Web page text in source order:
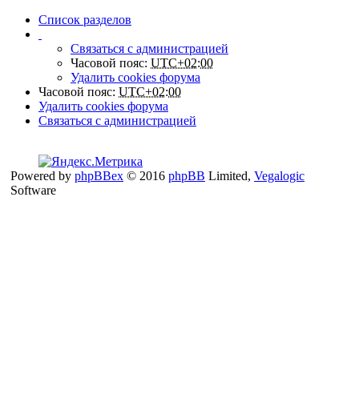
Список разделов
Связаться с администрацией
Часовой пояс: UTC+02:00
Удалить cookies форума
Часовой пояс: UTC+02:00
Удалить cookies форума
Связаться с администрацией
Powered by phpBBex © 2016 phpBB Limited, Vegalogic
Software